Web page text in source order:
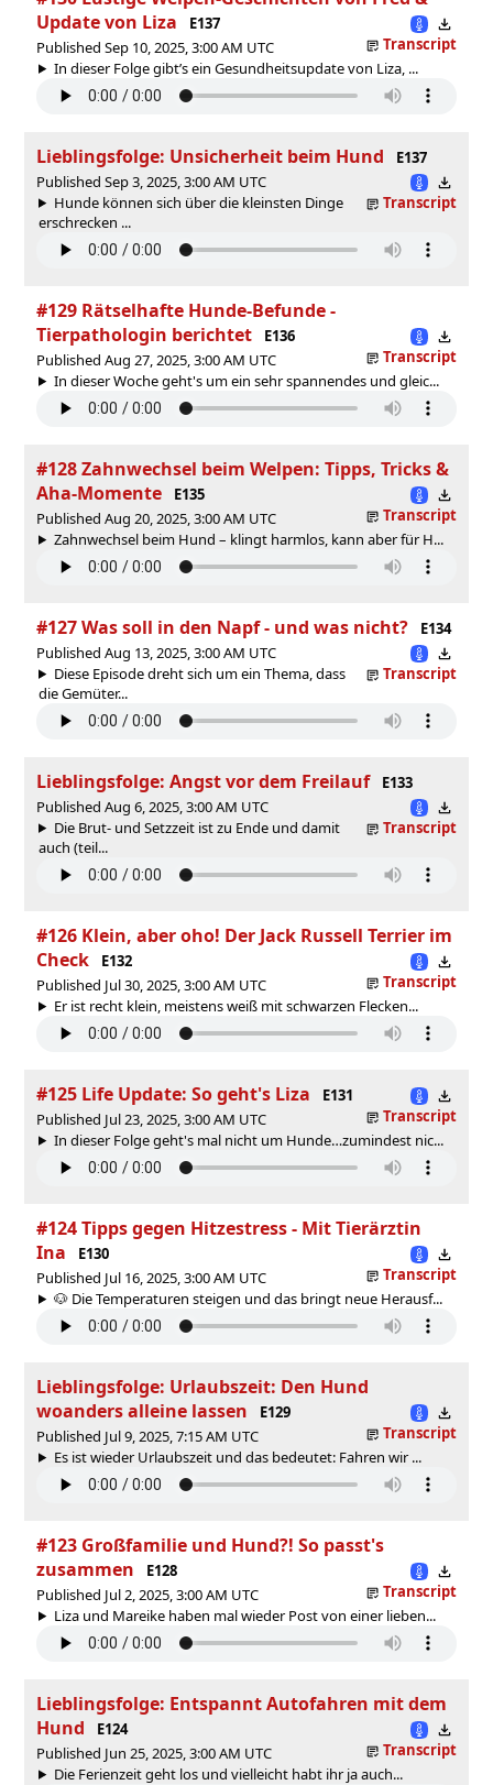
Update von Liza
E137
Published Sep 10, 2025, 3:00 AM UTC
Transcript
In dieser Folge gibt’s ein Gesundheitsupdate von Liza, ...
Lieblingsfolge: Unsicherheit beim Hund
E137
Published Sep 3, 2025, 3:00 AM UTC
Transcript
Hunde können sich über die kleinsten Dinge
erschrecken ...
#129 Rätselhafte Hunde-Befunde -
Tierpathologin berichtet
E136
Published Aug 27, 2025, 3:00 AM UTC
Transcript
In dieser Woche geht's um ein sehr spannendes und gleic...
#128 Zahnwechsel beim Welpen: Tipps, Tricks &
Aha-Momente
E135
Published Aug 20, 2025, 3:00 AM UTC
Transcript
Zahnwechsel beim Hund – klingt harmlos, kann aber für H...
#127 Was soll in den Napf - und was nicht?
E134
Published Aug 13, 2025, 3:00 AM UTC
Transcript
Diese Episode dreht sich um ein Thema, dass
die Gemüter...
Lieblingsfolge: Angst vor dem Freilauf
E133
Published Aug 6, 2025, 3:00 AM UTC
Transcript
Die Brut- und Setzzeit ist zu Ende und damit
auch (teil...
#126 Klein, aber oho! Der Jack Russell Terrier im
Check
E132
Published Jul 30, 2025, 3:00 AM UTC
Transcript
Er ist recht klein, meistens weiß mit schwarzen Flecken...
#125 Life Update: So geht's Liza
E131
Published Jul 23, 2025, 3:00 AM UTC
Transcript
In dieser Folge geht's mal nicht um Hunde…zumindest nic...
#124 Tipps gegen Hitzestress - Mit Tierärztin
Ina
E130
Published Jul 16, 2025, 3:00 AM UTC
Transcript
🐶 Die Temperaturen steigen und das bringt neue Herausf...
Lieblingsfolge: Urlaubszeit: Den Hund
woanders alleine lassen
E129
Published Jul 9, 2025, 7:15 AM UTC
Transcript
Es ist wieder Urlaubszeit und das bedeutet: Fahren wir ...
#123 Großfamilie und Hund?! So passt's
zusammen
E128
Published Jul 2, 2025, 3:00 AM UTC
Transcript
Liza und Mareike haben mal wieder Post von einer lieben...
Lieblingsfolge: Entspannt Autofahren mit dem
Hund
E124
Published Jun 25, 2025, 3:00 AM UTC
Transcript
Die Ferienzeit geht los und vielleicht habt ihr ja auch...